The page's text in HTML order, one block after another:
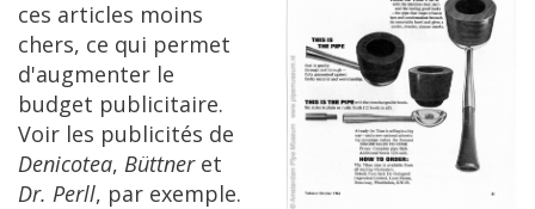
ces articles moins
chers, ce qui permet
d'augmenter le
budget publicitaire.
Voir les publicités de
Denicotea, Büttneret
Dr. Perll, par exemple.